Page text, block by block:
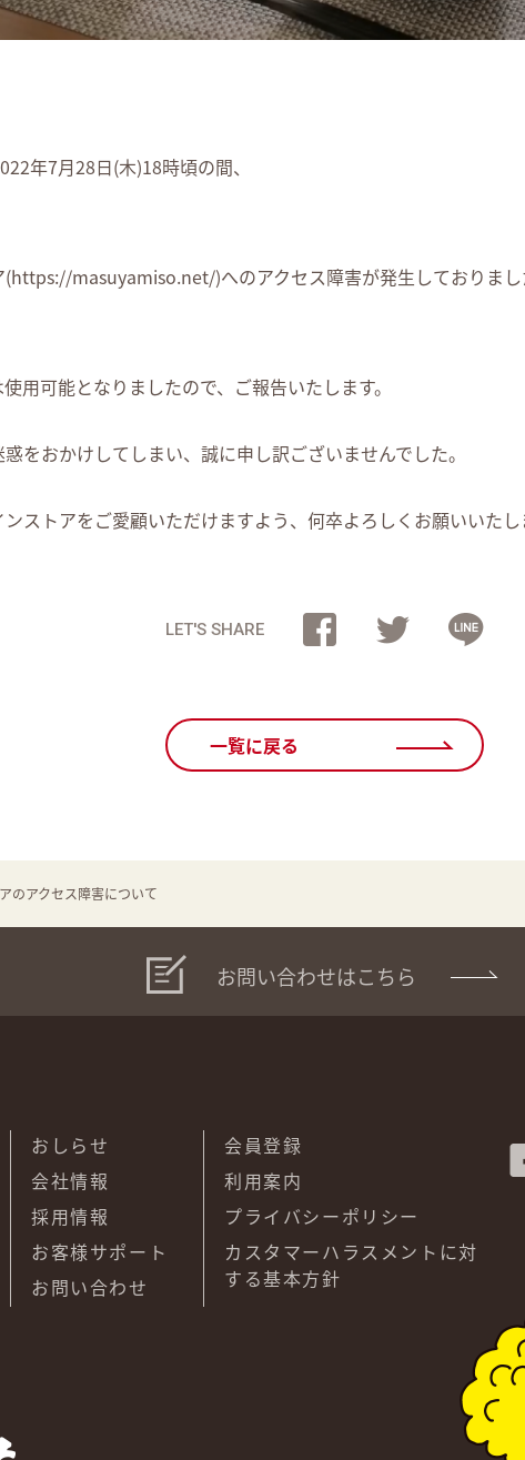
年7月28日(木)18時頃の間、
masuyamiso.net/)へのアクセス障害が発生しておりまし
用可能となりましたので、ご報告いたします。
をおかけしてしまい、誠に申し訳ございませんでした。
ストアをご愛顧いただけますよう、何卒よろしくお願いいたし
LET'S SHARE
一覧に戻る
のアクセス障害について
お問い合わせはこちら
おしらせ
会社情報
採用情報
お客様サポート
お問い合わせ
会員登録
利用案内
プライバシーポリシー
カスタマーハラスメントに対
する基本方針